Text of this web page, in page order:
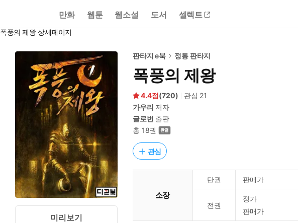
으
로
동
만화 웹툰 웹소설 도서 셀렉트
폭풍의 제왕 상세페이지
미리보기
판타지 e북 정통 판타지
폭풍의 제왕
4.4 (720) 관심 21
가우리 저자
글로번 출판
총 18권
관심
소장
단권 판매가
전권
정가
판매가